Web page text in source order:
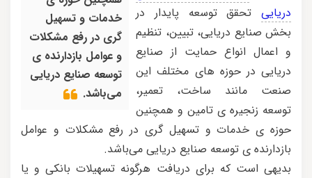
خدمات و تسهیل
گری در رفع مشکلات
و عوامل بازدارنده ی
توسعه صنایع دریایی
می‌باشد.
دریایی تحقق توسعه پایدار در
بخش صنایع دریایی، تبیین، تنظیم
و اعمال انواع حمایت از صنایع
دریایی در حوزه های مختلف این
صنعت مانند ساخت، تعمیر،
توسعه زنجیره ی تامین و همچنین
حوزه ی خدمات و تسهیل گری در رفع مشکلات و عوامل
بازدارنده ی توسعه صنایع دریایی می‌باشد.
بدیهی است که برای دریافت هرگونه تسهیلات بانکی و یا